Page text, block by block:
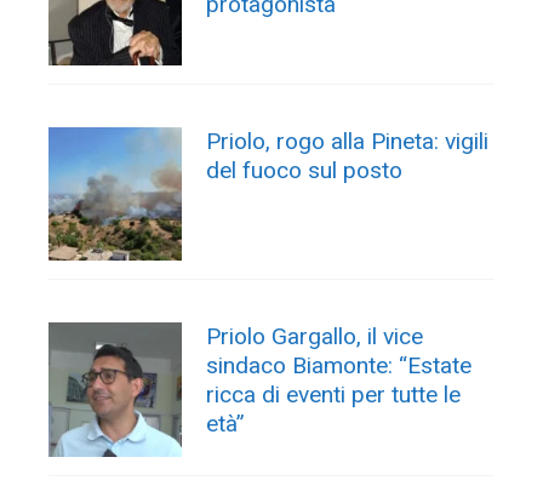
Priolo, rogo alla Pineta: vigili
del fuoco sul posto
Priolo Gargallo, il vice
sindaco Biamonte: “Estate
ricca di eventi per tutte le
età”